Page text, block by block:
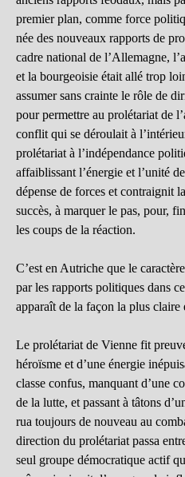
premier plan, comme force
née des nouveaux rapports de
cadre national de l’Allemagne,
et la bourgeoisie était allé trop
assumer sans crainte le rôle de
pour permettre au prolétariat de
conflit qui se déroulait à
prolétariat à l’indépendance
affaiblissant l’énergie et l’unité
dépense de forces et contraignit
succès, à marquer le pas, pour,
les coups de la réaction.
C’est en Autriche que le
par les rapports politiques dans
apparaît de la façon la plus claire
Le prolétariat de Vienne fit
héroïsme et d’une énergie
classe confus, manquant d’une
de la lutte, et passant à tâtons
rua toujours de nouveau au
direction du prolétariat passa
seul groupe démocratique actif